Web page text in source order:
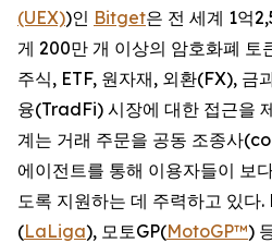
(UEX))인 Bitget은 전 세계 1억
게 200만 개 이상의 암호화폐 토
주식, ETF, 원자재, 외환(FX), 금
융(TradFi) 시장에 대한 접근을
계는 거래 주문을 공동 조종사
에이전트를 통해 이용자들이 보
도록 지원하는 데 주력하고 있
(LaLiga), 모토GP(MotoGP™)